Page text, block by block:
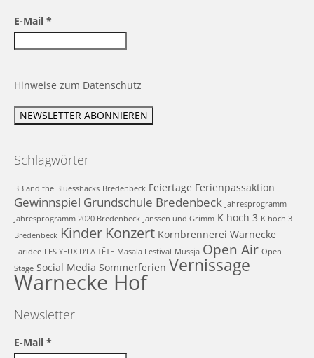
E-Mail *
Hinweise zum Datenschutz
Schlagwörter
BB and the Bluesshacks Bredenbeck Feiertage Ferienpassaktion
Gewinnspiel Grundschule Bredenbeck Jahresprogramm
Jahresprogramm 2020 Bredenbeck Janssen und Grimm K hoch 3 K hoch 3
Bredenbeck Kinder Konzert Kornbrennerei Warnecke
Laridee LES YEUX D’LA TÊTE Masala Festival Mussja Open Air Open
Stage Social Media Sommerferien Vernissage
Warnecke Hof
Newsletter
E-Mail *